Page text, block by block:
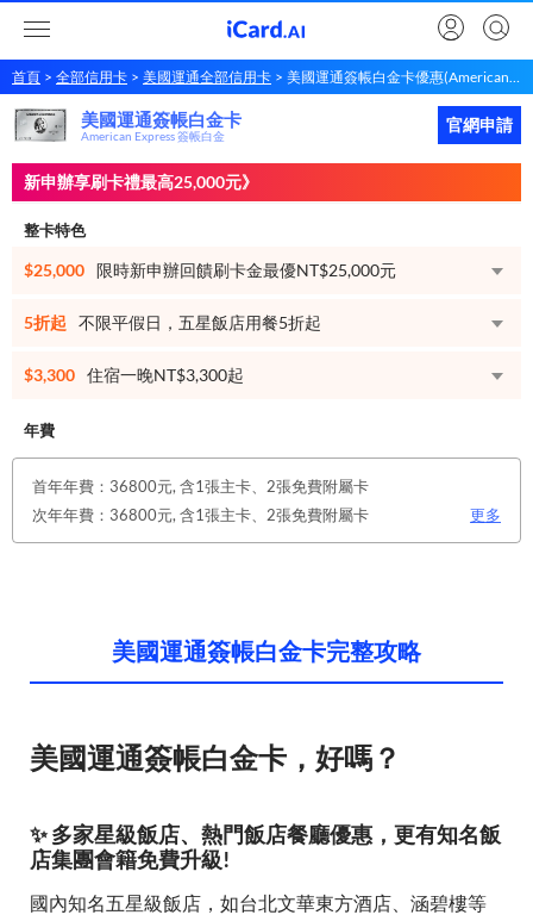
首頁 全部信用卡 美國運通全部信用卡 美國運通簽帳白金卡優惠(American Express 簽帳白金)
美國運通簽帳白金卡 立即申請
美國運通簽帳白金卡
American Express 簽帳白金
官網申請
新申辦享刷卡禮最高25,000元》
整卡特色
$25,000 限時新申辦回饋刷卡金最優NT$25,000元
5折起 不限平假日，五星飯店用餐5折起
$3,300 住宿一晚NT$3,300起
年費
首年年費：36800元, 含1張主卡、2張免費附屬卡
次年年費：36800元, 含1張主卡、2張免費附屬卡
更多
美國運通簽帳白金卡完整攻略
美國運通簽帳白金卡，好嗎？
✨ 多家星級飯店、熱門飯店餐廳優惠，更有知名飯
店集團會籍免費升級!
國內知名五星級飯店，如台北文華東方酒店、涵碧樓等